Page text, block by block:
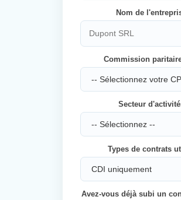
Nom de
Commission
Secteur
Types de contrats
Avez-vous déjà subi un